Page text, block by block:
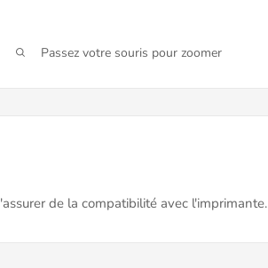
Passez votre souris pour zoomer
de la compatibilité avec l'imprimante.